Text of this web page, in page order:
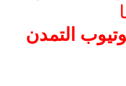
التمدن